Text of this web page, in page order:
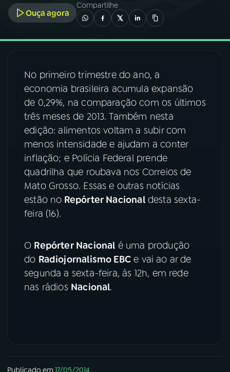
A RÁDIO
03PROGRAMAÇÃO
04 PROGRAMAS
PODCASTS
06VIDEOCASTS
08FESTIVAL DE MÚSICA
ACOMPANHE A RÁDIO NACIONAL
YouTube Facebook
Ouça agora
Compartilhe
No primeiro trimestre do ano, a
economia brasileira acumula expansão
de 0,29%, na comparação com os últimos
três meses de 2013. Também nesta
edição: alimentos voltam a subir com
menos intensidade e ajudam a conter
inflação; e Polícia Federal prende
quadrilha que roubava nos Correios de
Mato Grosso. Essas e outras notícias
estão no Repórter Nacionaldesta sexta-
feira (16).
O Repórter Nacional é uma produção
do Radiojornalismo EBCe vai ao ar de
segunda a sexta-feira, às 12h, em rede
nas rádios Nacional.
Publicado em17/05/2014